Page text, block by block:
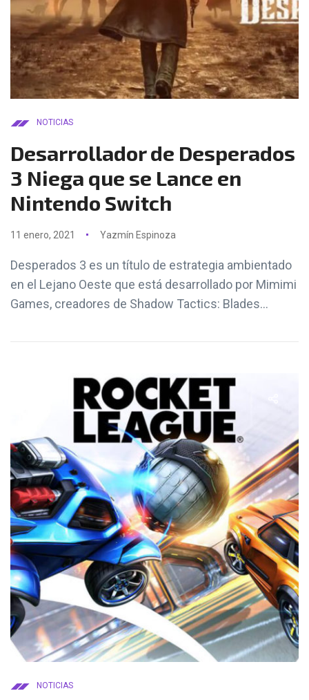
NOTICIAS
Desarrollador de Desperados
3 Niega que se Lance en
Nintendo Switch
11 enero, 2021 Yazmín Espinoza
Desperados 3 es un título de estrategia ambientado
en el Lejano Oeste que está desarrollado por Mimimi
Games, creadores de Shadow Tactics: Blades...
NOTICIAS